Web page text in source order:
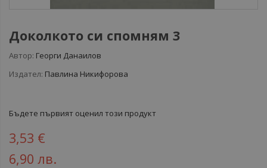
Доколкото си спомням 3
Автор: Георги Данаилов
Издател: Павлина Никифорова
Бъдете първият оценил този продукт
3,53 €
6,90 лв.